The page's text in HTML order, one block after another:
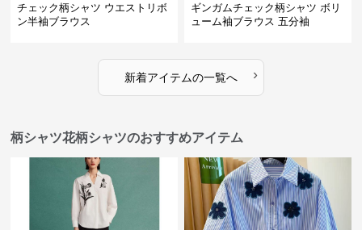
チェック柄シャツ ウエストリボ
ン半袖ブラウス
ギンガムチェック柄シャツ ボリ
ューム袖ブラウス 五分袖
新着アイテムの一覧へ ›
柄シャツ花柄シャツのおすすめアイテム